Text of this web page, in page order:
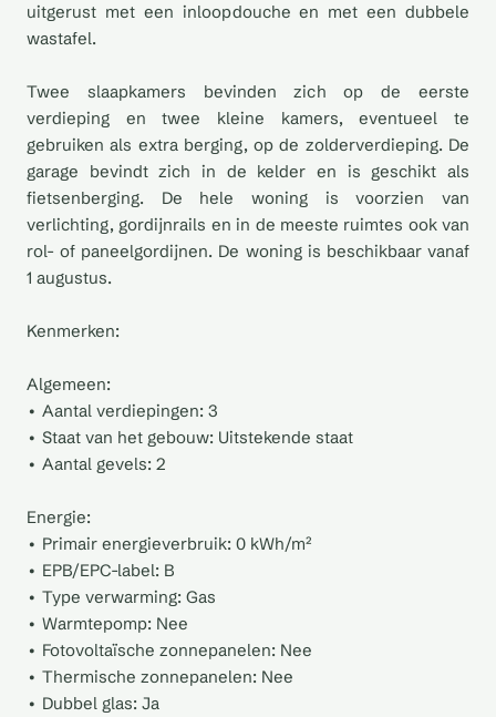
uitgerust met een inloopdouche en met een dubbele
wastafel.
Twee slaapkamers bevinden zich op de eerste
verdieping en twee kleine kamers, eventueel te
gebruiken als extra berging, op de zolderverdieping. De
garage bevindt zich in de kelder en is geschikt als
fietsenberging. De hele woning is voorzien van
verlichting, gordijnrails en in de meeste ruimtes ook van
rol- of paneelgordijnen. De woning is beschikbaar vanaf
1 augustus.
Kenmerken:
Algemeen:
• Aantal verdiepingen: 3
• Staat van het gebouw: Uitstekende staat
• Aantal gevels: 2
Energie:
• Primair energieverbruik: 0 kWh/m²
• EPB/EPC-label: B
• Type verwarming: Gas
• Warmtepomp: Nee
• Fotovoltaïsche zonnepanelen: Nee
• Thermische zonnepanelen: Nee
• Dubbel glas: Ja